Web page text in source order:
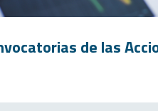
de las